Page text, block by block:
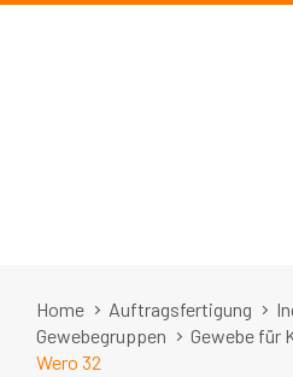
Home Auftragsfertigung
Gewebegruppen
Gewebe für
Wero 32